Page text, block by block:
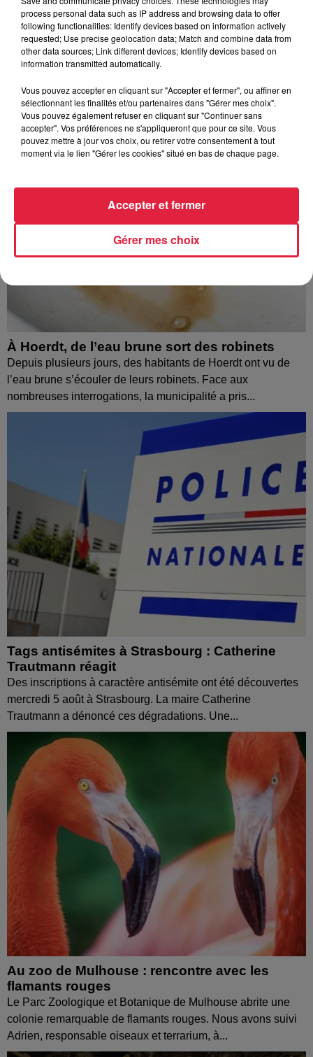
À Hoerdt, de l’eau brune sort des robinets
Depuis plusieurs jours, des habitants de Hoerdt ont vu de
l’eau brune s’écouler de leurs robinets. Face aux
nombreuses interrogations, la municipalité a pris...
Tags antisémites à Strasbourg : Catherine
Trautmann réagit
Des inscriptions à caractère antisémite ont été découvertes
mercredi 5 août à Strasbourg. La maire Catherine
Trautmann a dénoncé ces dégradations. Une...
Au zoo de Mulhouse : rencontre avec les
flamants rouges
Le Parc Zoologique et Botanique de Mulhouse abrite une
colonie remarquable de flamants rouges. Nous avons suivi
Adrien, responsable oiseaux et terrarium, à...
process personal data such as IP address and browsing data to offer
following functionalities: Identify devices based on information actively
requested; Use precise geolocation data; Match and combine data from
other data sources; Link different devices; Identify devices based on
information transmitted automatically.
Vous pouvez accepter en cliquant sur "Accepter et fermer", ou affiner en
sélectionnant les finalités et/ou partenaires dans "Gérer mes choix".
Vous pouvez également refuser en cliquant sur "Continuer sans
accepter". Vos préférences ne s'appliqueront que pour ce site. Vous
pouvez mettre à jour vos choix, ou retirer votre consentement à tout
moment via le lien "Gérer les cookies" situé en bas de chaque page.
Gérer mes choix
Accepter et fermer